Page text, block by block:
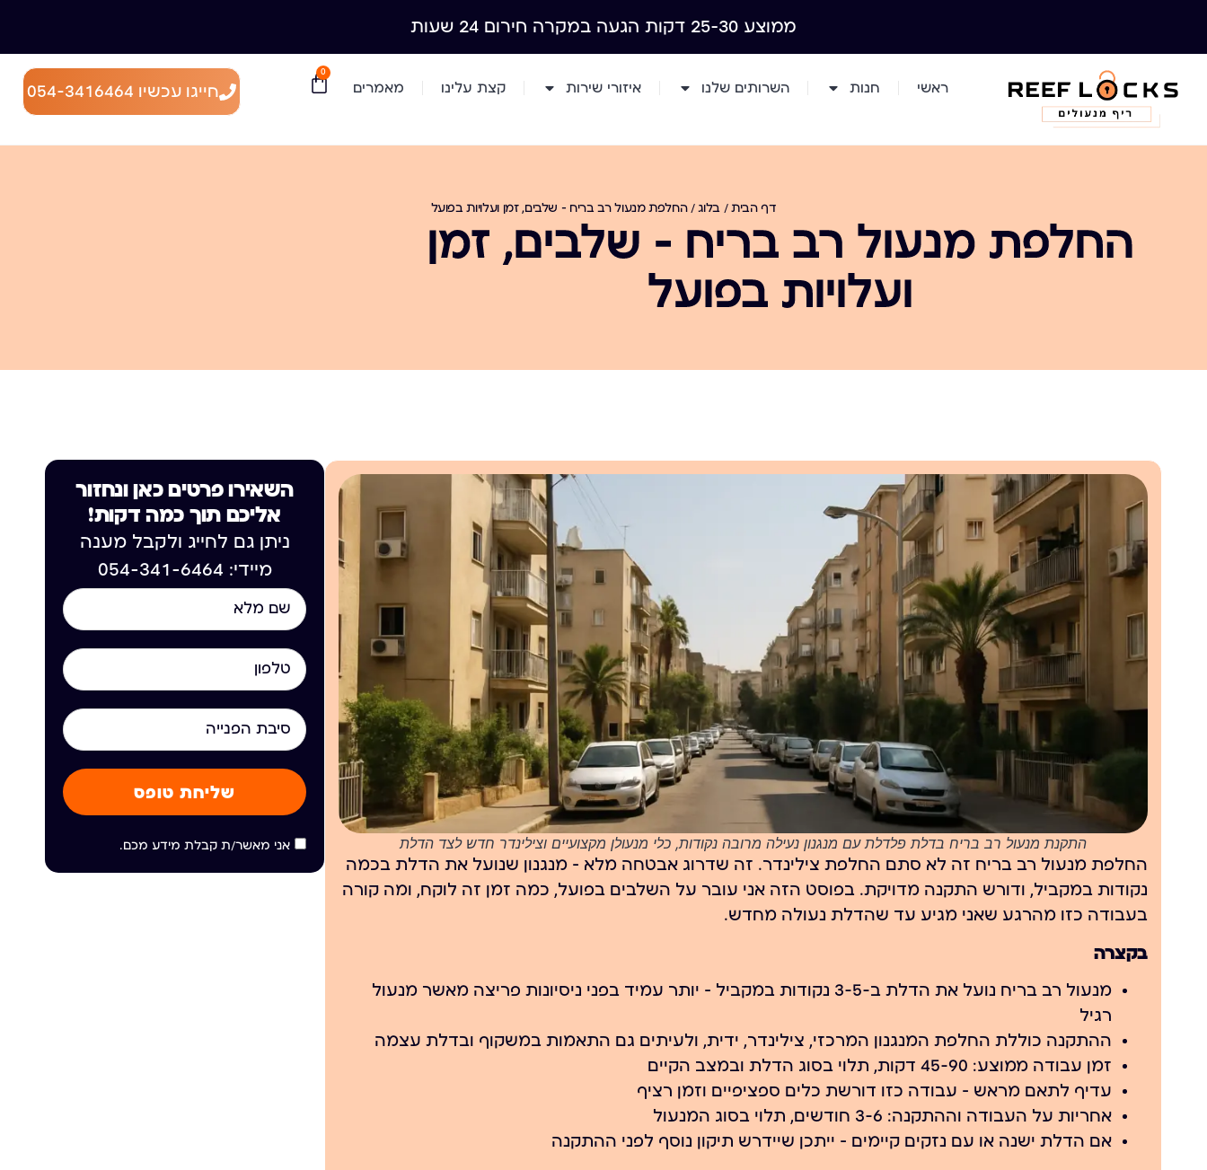
ממוצע 25-30 דקות הגעה במקרה חירום 24 שעות
ראשי חנות השרותים שלנו איזורי שירות קצת עלינו מאמרים
0
חייגו עכשיו 054-3416464
דף הבית / בלוג/החלפת מנעול רב בריח — שלבים, זמן ועלויות בפועל
החלפת מנעול רב בריח — שלבים, זמן
ועלויות בפועל
התקנת מנעול רב בריח בדלת פלדלת עם מנגנון נעילה מרובה נקודות, כלי מנעולן מקצועיים וצילינדר חדש לצד הדלת
החלפת מנעול רב בריח זה לא סתם החלפת צילינדר. זה שדרוג אבטחה מלא — מנגנון שנועל את הדלת בכמה
נקודות במקביל, ודורש התקנה מדויקת. בפוסט הזה אני עובר על השלבים בפועל, כמה זמן זה לוקח, ומה קורה
בעבודה כזו מהרגע שאני מגיע עד שהדלת נעולה מחדש.
בקצרה
מנעול רב בריח נועל את הדלת ב-3-5 נקודות במקביל — יותר עמיד בפני ניסיונות פריצה מאשר מנעול
רגיל
ההתקנה כוללת החלפת המנגנון המרכזי, צילינדר, ידית, ולעיתים גם התאמות במשקוף ובדלת עצמה
זמן עבודה ממוצע: 45-90 דקות, תלוי בסוג הדלת ובמצב הקיים
עדיף לתאם מראש — עבודה כזו דורשת כלים ספציפיים וזמן רציף
אחריות על העבודה וההתקנה: 3-6 חודשים, תלוי בסוג המנעול
אם הדלת ישנה או עם נזקים קיימים — ייתכן שיידרש תיקון נוסף לפני ההתקנה
השאירו פרטים כאן ונחזור
אליכם תוך כמה דקות!
ניתן גם לחייג ולקבל מענה
מיידי: 054-341-6464
אני מאשר/ת קבלת מידע מכם.
שליחת טופס